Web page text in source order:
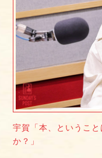
宇賀「本、というこ
か？」